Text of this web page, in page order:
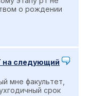
о рождении
на следующий
мне факультет,
срок